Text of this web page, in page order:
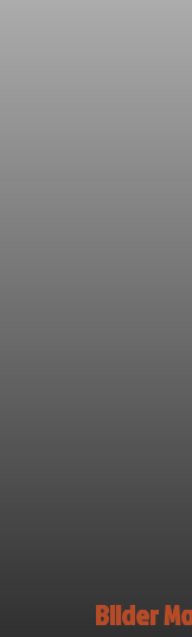
Bilder